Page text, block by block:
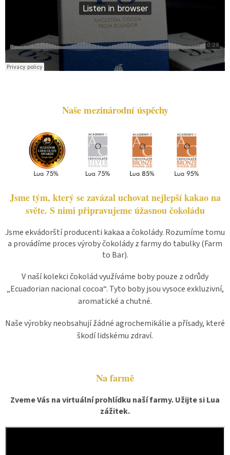
Naše mezinárodní úspěchy
Jsme tým, který se zavázal uchovat nejlepší kakao na
světe. S nimi připravujeme úžasnou čokoládu
Jsme ekvádorští producenti kakaa a čokolády. Rozumíme tomu
a provádíme proces výroby čokolády z farmy do tabulky (Farm
to Bar).
V naší kolekci čokolád využíváme boby pouze z odrůdy
„Ecuadorian nacional cocoa“. Tyto boby jsou vysoce exkluzivní,
aromatické a chutné.
Naše výrobky neobsahují žádné agrochemikálie a přísady, které
škodí lidskému zdraví.
Na farmě
Zveme Vás na virtuální prohlídku naší farmy.Užijtesi Lua
zážitek.